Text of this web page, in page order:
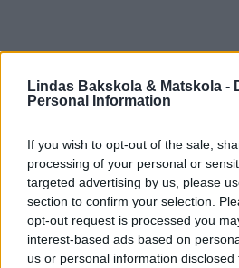
Lindas Bakskola & Matskola -
Personal Information
If you wish to opt-out of the sale,
processing of your personal or
targeted advertising by us, please
section to confirm your selection.
opt-out request is processed you
interest-based ads based on
us or personal information